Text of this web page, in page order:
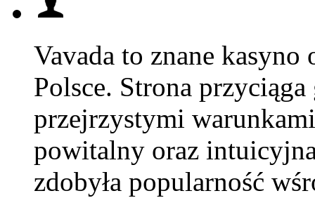
Vavada to znane
Polsce. Strona
przejrzystymi
powitalny oraz
zdobyła popularność